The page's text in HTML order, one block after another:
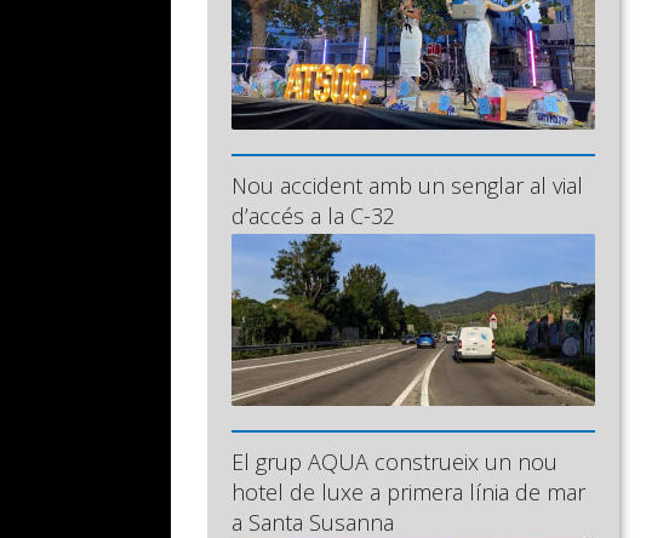
Nou accident amb un senglar al vial
d’accés a la C-32
El grup AQUA construeix un nou
hotel de luxe a primera línia de mar
a Santa Susanna